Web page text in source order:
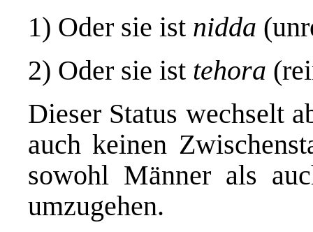
1) Oder sie ist nidda
2) Oder sie ist tehora
Dieser Status wechselt
auch keinen
sowohl Männer als
umzugehen.